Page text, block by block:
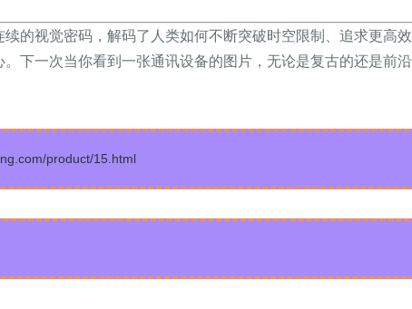
的视觉密码，解码了人类如何不断突破时空限制、追求更高
下一次当你看到一张通讯设备的图片，无论是复古的还是前
product/15.html